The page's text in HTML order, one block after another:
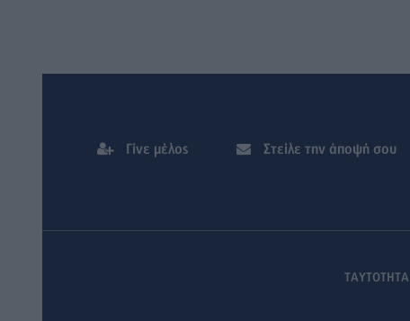
Γίνε μέλος Στείλε την άποψή σου
ΤΑΥΤΟΤΗΤΑ